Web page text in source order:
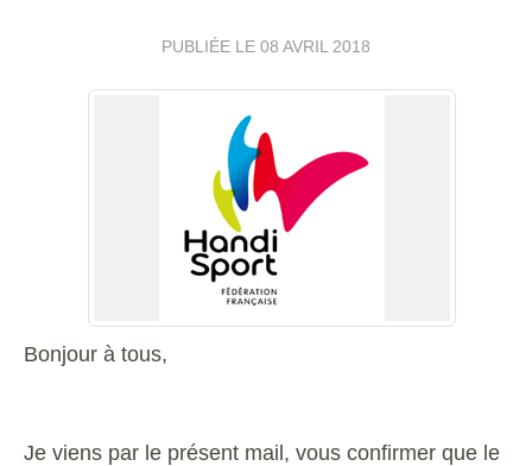
PUBLIÉE LE 08 AVRIL 2018
Bonjour à tous,
Je viens par le présent mail, vous confirmer que le